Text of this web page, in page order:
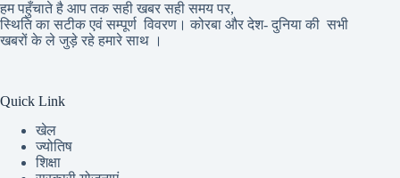
हम पहुँचाते है आप तक सही खबर सही समय पर,
स्थिति का सटीक एवं सम्पूर्ण विवरण। कोरबा और देश- दुनिया की सभी
खबरों के ले जुड़े रहे हमारे साथ ।
Quick Link
खेल
ज्योतिष
शिक्षा